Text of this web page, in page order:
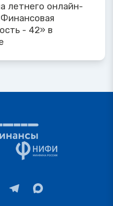
летнего онлайн-
- 42» в